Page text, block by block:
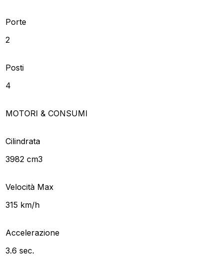
Porte
2
Posti
4
MOTORI & CONSUMI
Cilindrata
3982 cm3
Velocità Max
315 km/h
Accelerazione
3.6 sec.